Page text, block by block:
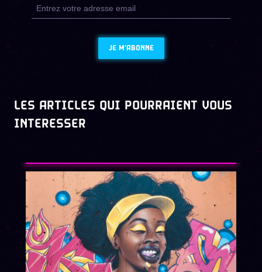
JE M'ABONNE
LES ARTICLES QUI POURRAIENT VOUS
INTERESSER